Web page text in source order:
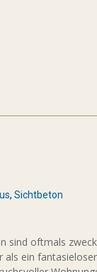
, Sichtbeton
sind oftmals
ein